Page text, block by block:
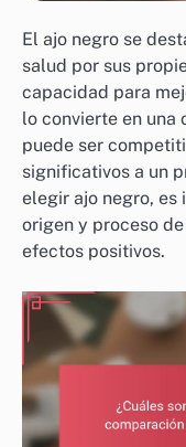
El ajo negro se
salud por sus
capacidad para
lo convierte en una
puede ser
significativos a un
elegir ajo negro, es
origen y proceso
efectos positivos.